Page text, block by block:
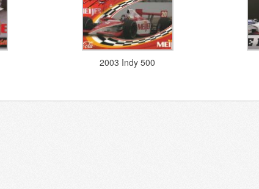
2003 Indy 500